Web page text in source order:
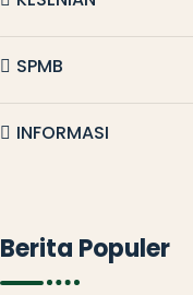
SPMB
INFORMASI
Berita Populer